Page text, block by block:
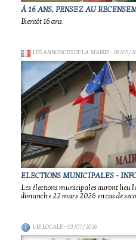
À 16 ANS, PENSEZ AU
Bientôt 16 ans.
LES ANNONCES DE LA MAIRIE- 09/03/
ELECTIONS MUNICIPALES -
Les élections municipales auront lieu
dimanche 22 mars 2026 en cas de
VIE LOCALE- 03/07/2026